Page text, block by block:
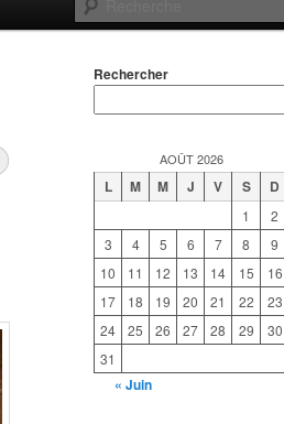
Rechercher
AOÛT 2026
L M M J V S D
1
2
3
4 5 6 7 8
9
10
11 12 13 14 15
16
17
18 19 20 21 22
23
24
25 26 27 28 29
30
31
« Juin